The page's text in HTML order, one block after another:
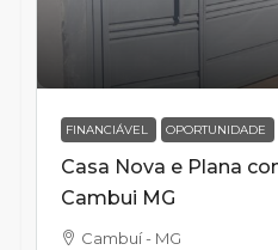
FINANCIÁVEL OPORTUNIDADE
Casa Nova e Plana
Cambui MG
Cambuí - MG